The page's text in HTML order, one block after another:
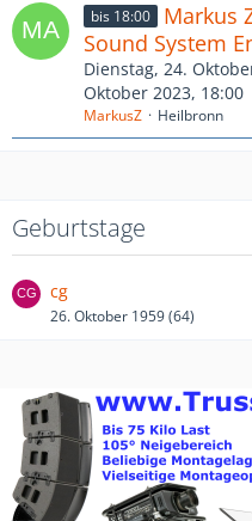
bis 18:00
Markus
Sound System
Dienstag, 24.
Oktober 2023, 18:00
MarkusZ Heilbronn
Geburtstage
cg
26. Oktober 1959 (64)